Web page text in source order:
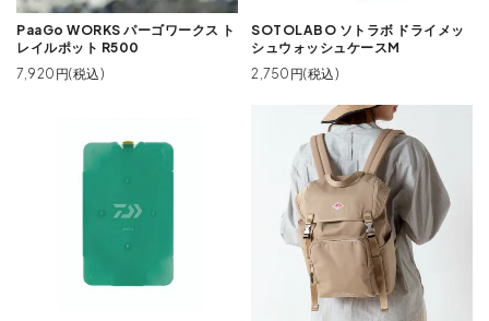
PaaGo WORKS パーゴワークス ト
レイルポット R500
7,920円(税込)
SOTOLABO ソトラボ ドライメッ
シュウォッシュケースM
2,750円(税込)